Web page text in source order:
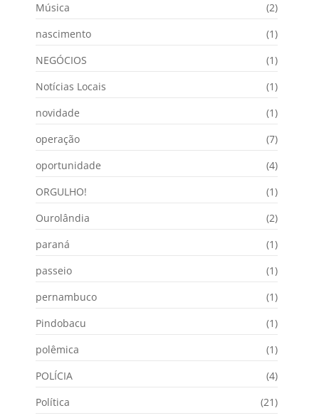
Música
(2)
nascimento
(1)
NEGÓCIOS
(1)
Notícias Locais
(1)
novidade
(1)
operação
(7)
oportunidade
(4)
ORGULHO!
(1)
Ourolândia
(2)
paraná
(1)
passeio
(1)
pernambuco
(1)
Pindobacu
(1)
polêmica
(1)
POLÍCIA
(4)
Política
(21)